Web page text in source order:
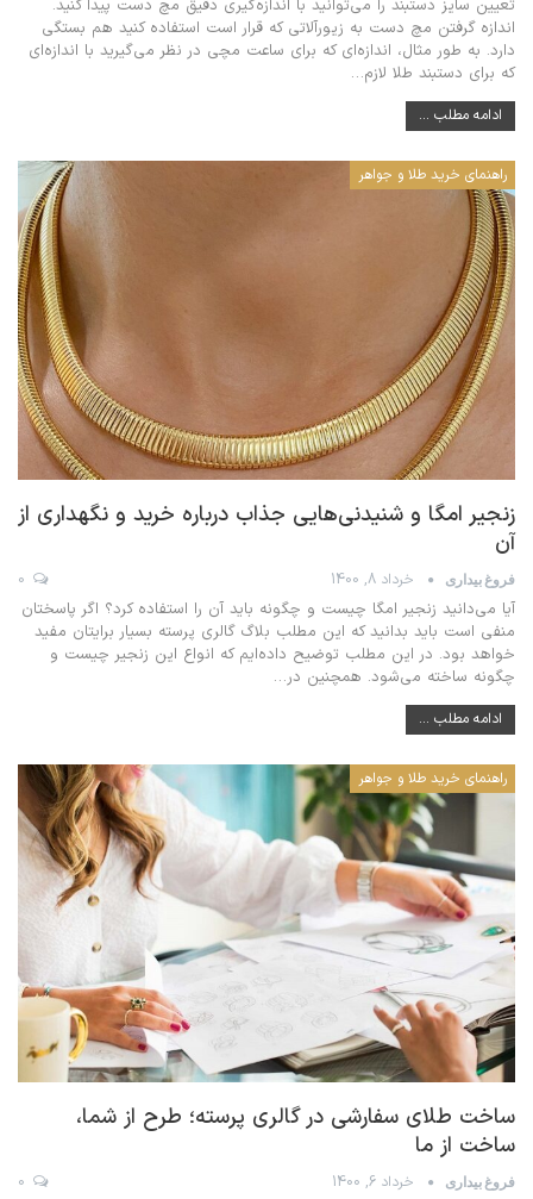
تعیین سایز دستبند را می‌توانید با اندازه‌گیری دقیق مچ دست پیدا کنید.
اندازه گرفتن مچ دست به زیورآلاتی که قرار است استفاده کنید هم بستگی
دارد. به طور مثال، اندازه‌ای که برای ساعت مچی در نظر می‌گیرید با اندازه‌ای
که برای دستبند طلا لازم…
ادامه مطلب ...
راهنمای خرید طلا و جواهر
زنجیر امگا و شنیدنی‌هایی جذاب درباره خرید و نگهداری از
آن
فروغ بیداری خرداد 8, 1400
آیا می‌دانید زنجیر امگا چیست و چگونه باید آن را استفاده کرد؟ اگر پاسختان
منفی است باید بدانید که این مطلب بلاگ گالری پرسته بسیار برایتان مفید
خواهد بود. در این مطلب توضیح داده‌ایم که انواع این زنجیر چیست و
چگونه ساخته می‌شود. همچنین در…
ادامه مطلب ...
راهنمای خرید طلا و جواهر
ساخت طلای سفارشی در گالری پرسته؛ طرح از شما،
ساخت از ما
فروغ بیداری خرداد 6, 1400